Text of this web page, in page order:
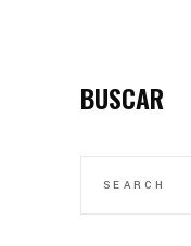
BUSCAR